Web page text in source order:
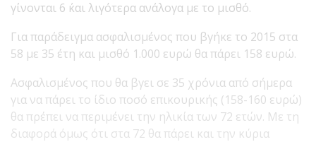
γίνονται 6 ΄και λιγότερα ανάλογα με το μισθό.
Για παράδειγμα ασφαλισμένος που βγήκε το 2015 στα
58 με 35 έτη και μισθό 1.000 ευρώ θα πάρει 158 ευρώ.
Ασφαλισμένος που θα βγει σε 35 χρόνια από σήμερα
για να πάρει το ίδιο ποσό επικουρικής (158-160 ευρώ)
θα πρέπει να περιμένει την ηλικία των 72 ετών. Με τη
διαφορά όμως ότι στα 72 θα πάρει και την κύρια